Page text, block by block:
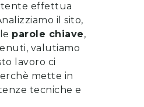
effettua
il sito,
parole chiave,
valutiamo
lavoro ci
mette in
tecniche e